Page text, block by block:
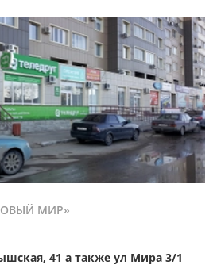
МИР»
41 а также ул Мира 3/1